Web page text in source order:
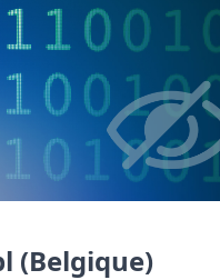
(Belgique)